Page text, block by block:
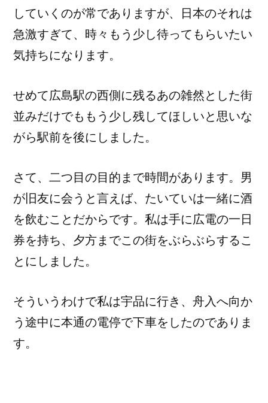
していくのが常でありますが、日本のそれは
急激すぎて、時々もう少し待ってもらいたい
気持ちになります。
せめて広島駅の西側に残るあの雑然とした街
並みだけでももう少し残してほしいと思いな
がら駅前を後にしました。
さて、二つ目の目的まで時間があります。男
が旧友に会うと言えば、たいていは一緒に酒
を飲むことだからです。私は手に広電の一日
券を持ち、夕方までこの街をぶらぶらするこ
とにしました。
そういうわけで私は宇品に行き、舟入へ向か
う途中に本通の電停で下車をしたのでありま
す。